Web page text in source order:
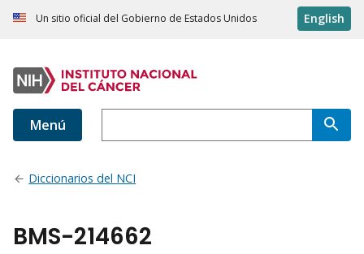
Un sitio oficial del Gobierno de Estados Unidos English
Menú
Diccionarios del NCI
BMS-214662